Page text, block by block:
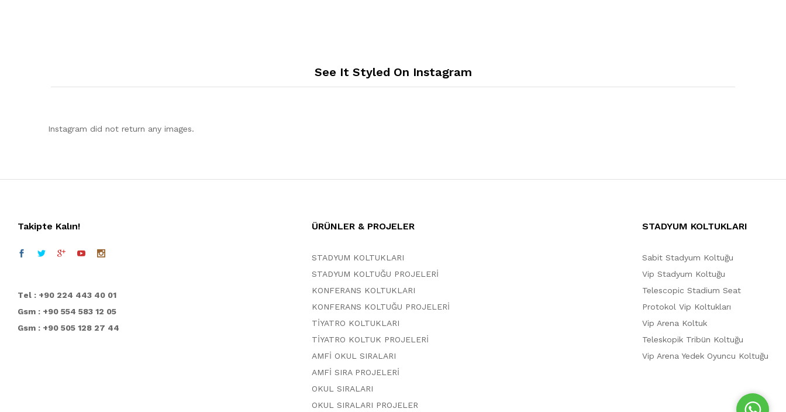
See It Styled On Instagram
Instagram did not return any images.
Takipte Kalın!
Tel : +90 224 443 40 01
Gsm : +90 554 583 12 05
Gsm : +90 505 128 27 44
ÜRÜNLER & PROJELER
STADYUM KOLTUKLARI
STADYUM KOLTUĞU PROJELERİ
KONFERANS KOLTUKLARI
KONFERANS KOLTUĞU PROJELERİ
TİYATRO KOLTUKLARI
TİYATRO KOLTUK PROJELERİ
AMFİ OKUL SIRALARI
AMFİ SIRA PROJELERİ
OKUL SIRALARI
OKUL SIRALARI PROJELER
STADYUM KOLTUKLARI
Sabit Stadyum Koltuğu
Vip Stadyum Koltuğu
Telescopic Stadium Seat
Protokol Vip Koltukları
Vip Arena Koltuk
Teleskopik Tribün Koltuğu
Vip Arena Yedek Oyuncu Koltuğu
W